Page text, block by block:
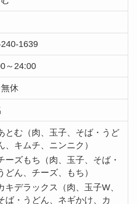
1639
～24:00
休
とむ（肉、玉子、そば・うど
、キムチ、ニンニク）
ーズもち（肉、玉子、そば・
どん、チーズ、もち）
キデラックス（肉、玉子W、
ば・うどん、ネギかけ、カ